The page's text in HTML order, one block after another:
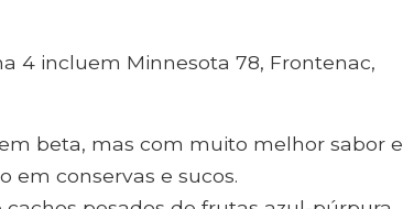
4 incluem Minnesota 78, Frontenac,
beta, mas com muito melhor sabor e
em conservas e sucos.